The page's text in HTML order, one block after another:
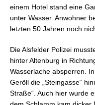
einem Hotel stand eine
unter Wasser. Anwohner
letzten 50 Jahren noch
Die Alsfelder Polizei
hinter Altenburg in
Wasserlache absperren.
Geröll die „Steingasse“
Straße“. Auch hier wurde